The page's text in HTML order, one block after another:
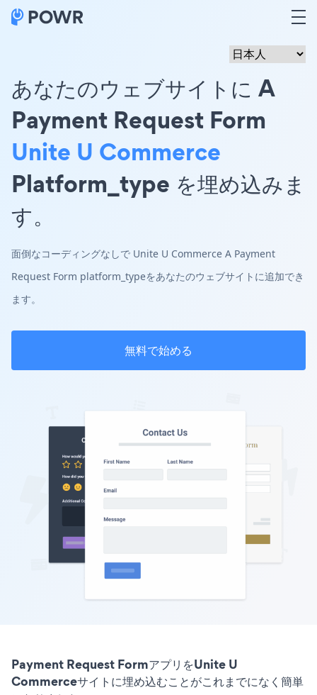
あなたのウェブサイトに A
Payment Request Form
Unite U Commerce
Platform_type を埋め込みま
す。
面倒なコーディングなしで Unite U Commerce A Payment
Request Form platform_typeをあなたのウェブサイトに追加でき
ます。
無料で始める
Payment Request FormアプリをUnite U
Commerceサイトに埋め込むことがこれまでになく簡単